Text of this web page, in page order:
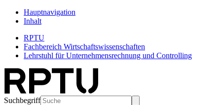
Hauptnavigation
Inhalt
RPTU
Fachbereich Wirtschaftswissenschaften
Lehrstuhl für Unternehmensrechnung und Controlling
Suchbegriff